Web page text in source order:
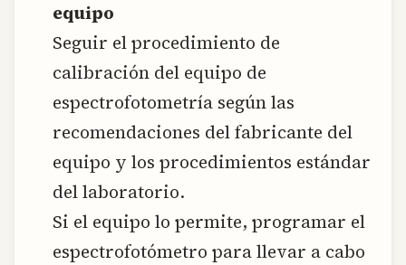
equipo
Seguir el procedimiento de
calibración del equipo de
espectrofotometría según las
recomendaciones del fabricante del
equipo y los procedimientos estándar
del laboratorio.
Si el equipo lo permite, programar el
espectrofotómetro para llevar a cabo